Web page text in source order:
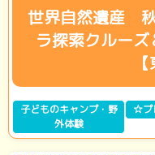
世界自然遺産
ラ探索クルー
子どものキャンプ・野
外体験
☆プ